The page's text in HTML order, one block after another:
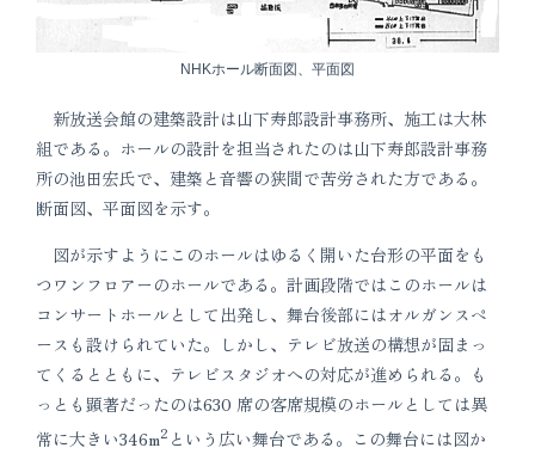
NHKホール断面図、平面図
新放送会館の建築設計は山下寿郎設計事務所、施工は大林
組である。ホールの設計を担当されたのは山下寿郎設計事務
所の池田宏氏で、建築と音響の狭間で苦労された方である。
断面図、平面図を示す。
図が示すようにこのホールはゆるく開いた台形の平面をも
つワンフロアーのホールである。計画段階ではこのホールは
コンサートホールとして出発し、舞台後部にはオルガンスペ
ースも設けられていた。しかし、テレビ放送の構想が固まっ
てくるとともに、テレビスタジオへの対応が進められる。も
っとも顕著だったのは630 席の客席規模のホールとしては異
常に大きい346m2 という広い舞台である。この舞台には図か